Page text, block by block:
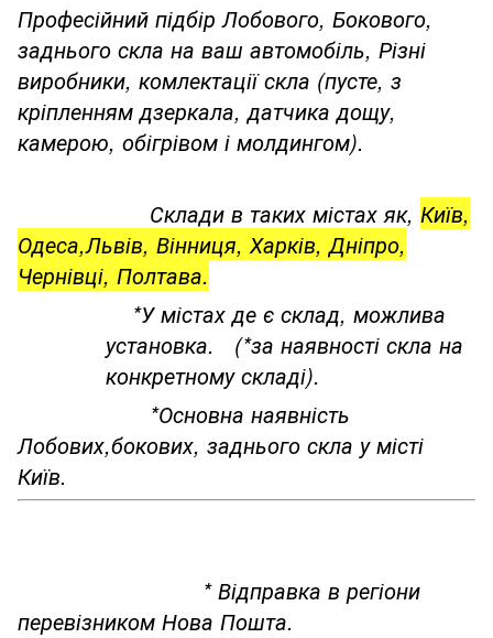
Професійний підбір Лобового, Бокового,
заднього скла на ваш автомобіль, Різні
виробники, комлектації скла (пусте, з
кріпленням дзеркала, датчика дощу,
камерою, обігрівом і молдингом).
Склади в таких містах як, Київ,
Одеса,Львів, Вінниця, Харків, Дніпро,
Чернівці, Полтава.
*У містах де є склад, можлива
установка. (*за наявності скла на
конкретному складі).
*Основна наявність
Лобових,бокових, заднього скла у місті
Київ.
* Відправка в регіони
перевізником Нова Пошта.